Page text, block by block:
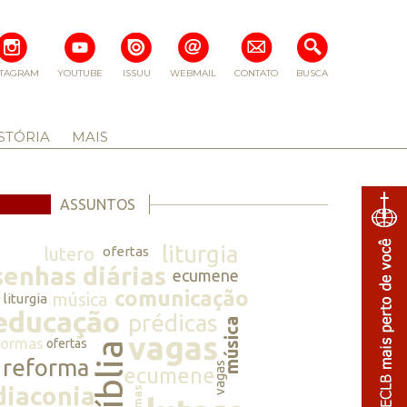
BUSCA
CONTATO
WEBMAIL
ISSUU
YOUTUBE
MAIS
ASSUNTOS
lutero ofertas liturgia
diárias ecumene
liturgia música comunicação
prédicasmúsica
ofertasbíbliavagas
reforma ecumenevagas